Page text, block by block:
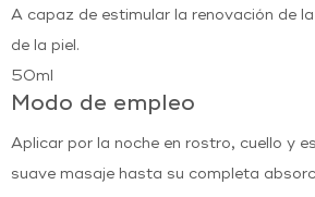
A capaz de estimular la renovación de
de la piel.
50ml
Modo de empleo
Aplicar por la noche en rostro, cuello y
suave masaje hasta su completa